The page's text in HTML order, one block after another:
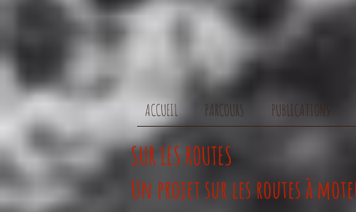
ACCUEIL PARCOURS PUBLICATIONS
SUR LES ROUTES
Un projet sur les routes à